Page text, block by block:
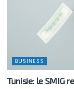
BUSINESS
Tunisie: le SMIG